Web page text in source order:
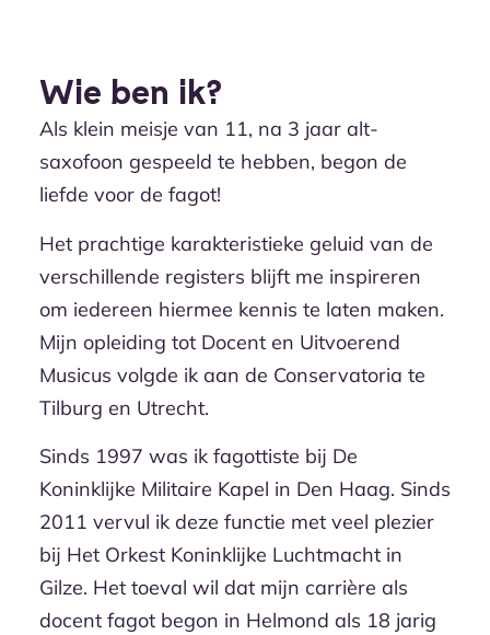
Wie ben ik?
Als klein meisje van 11, na 3 jaar alt-
saxofoon gespeeld te hebben, begon de
liefde voor de fagot!
Het prachtige karakteristieke geluid van de
verschillende registers blijft me inspireren
om iedereen hiermee kennis te laten maken.
Mijn opleiding tot Docent en Uitvoerend
Musicus volgde ik aan de Conservatoria te
Tilburg en Utrecht.
Sinds 1997 was ik fagottiste bij De
Koninklijke Militaire Kapel in Den Haag. Sinds
2011 vervul ik deze functie met veel plezier
bij Het Orkest Koninklijke Luchtmacht in
Gilze. Het toeval wil dat mijn carrière als
docent fagot begon in Helmond als 18 jarig